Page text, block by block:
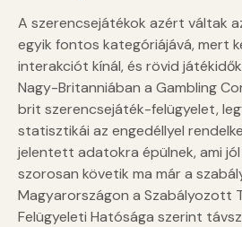
A szerencsejátékok azért váltak
egyik fontos kategóriájává, mert
interakciót kínál, és rövid
Nagy-Britanniában a Gambling
brit szerencsejáték-felügyelet,
statisztikái az engedéllyel
jelentett adatokra épülnek, ami
szorosan követik ma már a
Magyarországon a Szabályozott
Felügyeleti Hatósága szerint